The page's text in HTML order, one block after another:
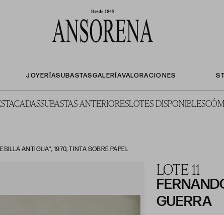
JOYERÍASUBASTASGALERÍAVALORACIONES
SUBASTAS ANTERIORESLOTES DISPONIBLES
ANTIGUA", 1970, TINTA SOBRE PAPEL
LOTE 11
GUERRA